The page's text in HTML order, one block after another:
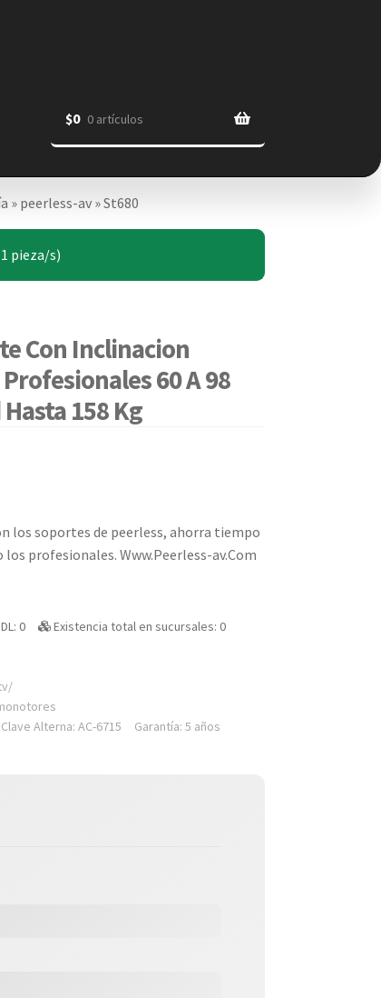
$0 0 artículos
» peerless-av»St680
pieza/s)
Con Inclinacion
60 A 98
158 Kg
los soportes de peerless, ahorra tiempo
profesionales. Www.Peerless-av.Com
0
Existencia total en sucursales: 0
Clave Alterna: AC-6715 Garantía: 5 años